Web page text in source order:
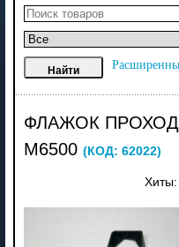
ФЛАЖОК
M6500 (КОД: 62022)
Хиты: